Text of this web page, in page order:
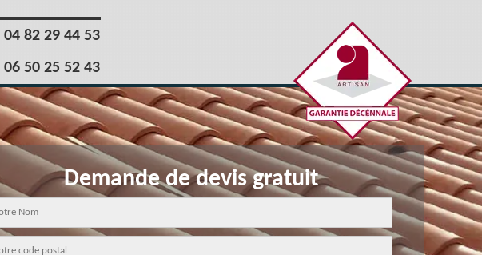
04 82 29 44 53
06 50 25 52 43
Demande de devis gratuit